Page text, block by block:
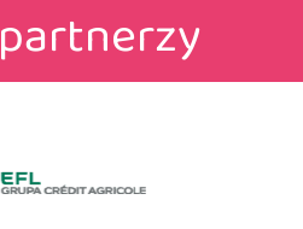
partnerzy